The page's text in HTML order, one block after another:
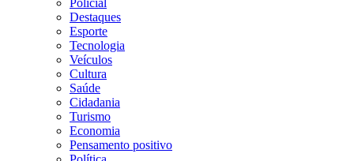
Policial
Destaques
Esporte
Tecnologia
Veículos
Cultura
Saúde
Cidadania
Turismo
Economia
Pensamento positivo